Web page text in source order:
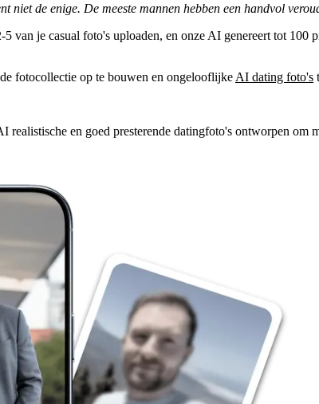
niet de enige. De meeste mannen hebben een handvol
van je casual foto's uploaden, en onze AI genereert tot
fotocollectie op te bouwen en ongelooflijke AI dating foto's
en goed presterende datingfoto's ontworpen om